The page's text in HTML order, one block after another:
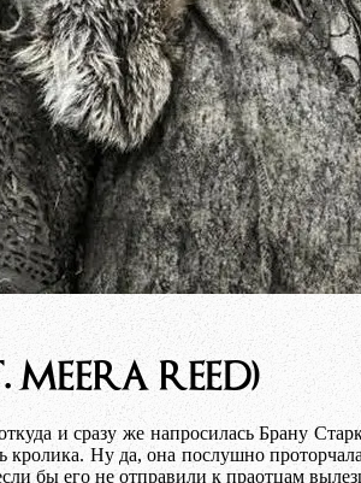
REED)
и сразу же напросилась Брану
кролика. Ну да, она послушно
бы его не отправили к праотцам